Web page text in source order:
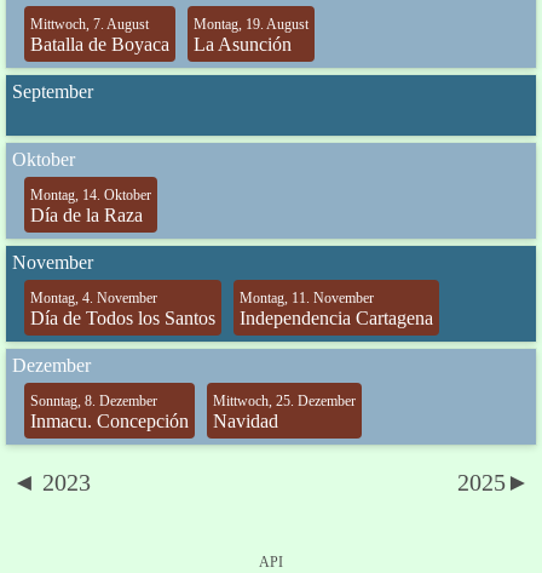
Mittwoch, 7. August
Batalla de Boyaca
Montag, 19. August
La Asunción
September
Oktober
Montag, 14. Oktober
Día de la Raza
November
Montag, 4. November
Día de Todos los Santos
Montag, 11. November
Independencia Cartagena
Dezember
Sonntag, 8. Dezember
Inmacu. Concepción
Mittwoch, 25. Dezember
Navidad
◄ 2023 2025►
API